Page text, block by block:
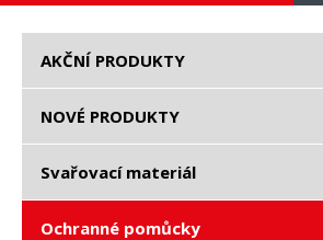
AKČNÍ PRODUKTY
NOVÉ PRODUKTY
Svařovací materiál
Ochranné pomůcky